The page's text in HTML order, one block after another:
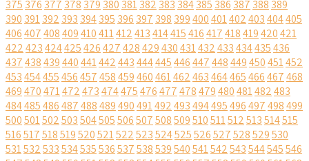
375 376 377 378 379 380 381382 383 384385 386 387 388 389
390 391392 393 394395 396 397 398 399400401402403404405
406407408409410411412413414415416417418419420421
422423424425426427428429430431432433434435436
437438439440441442443444445446447448449450451452
453454455456457458459460461462463464465466467468
469470471472473474475476477478479480481482483
484485486487488489490491492493494495496497498499
500501502503504505506507508509510511512513514515
516517518519520521522523524525526527528529530
531532533534535536537538539540541542543544545546